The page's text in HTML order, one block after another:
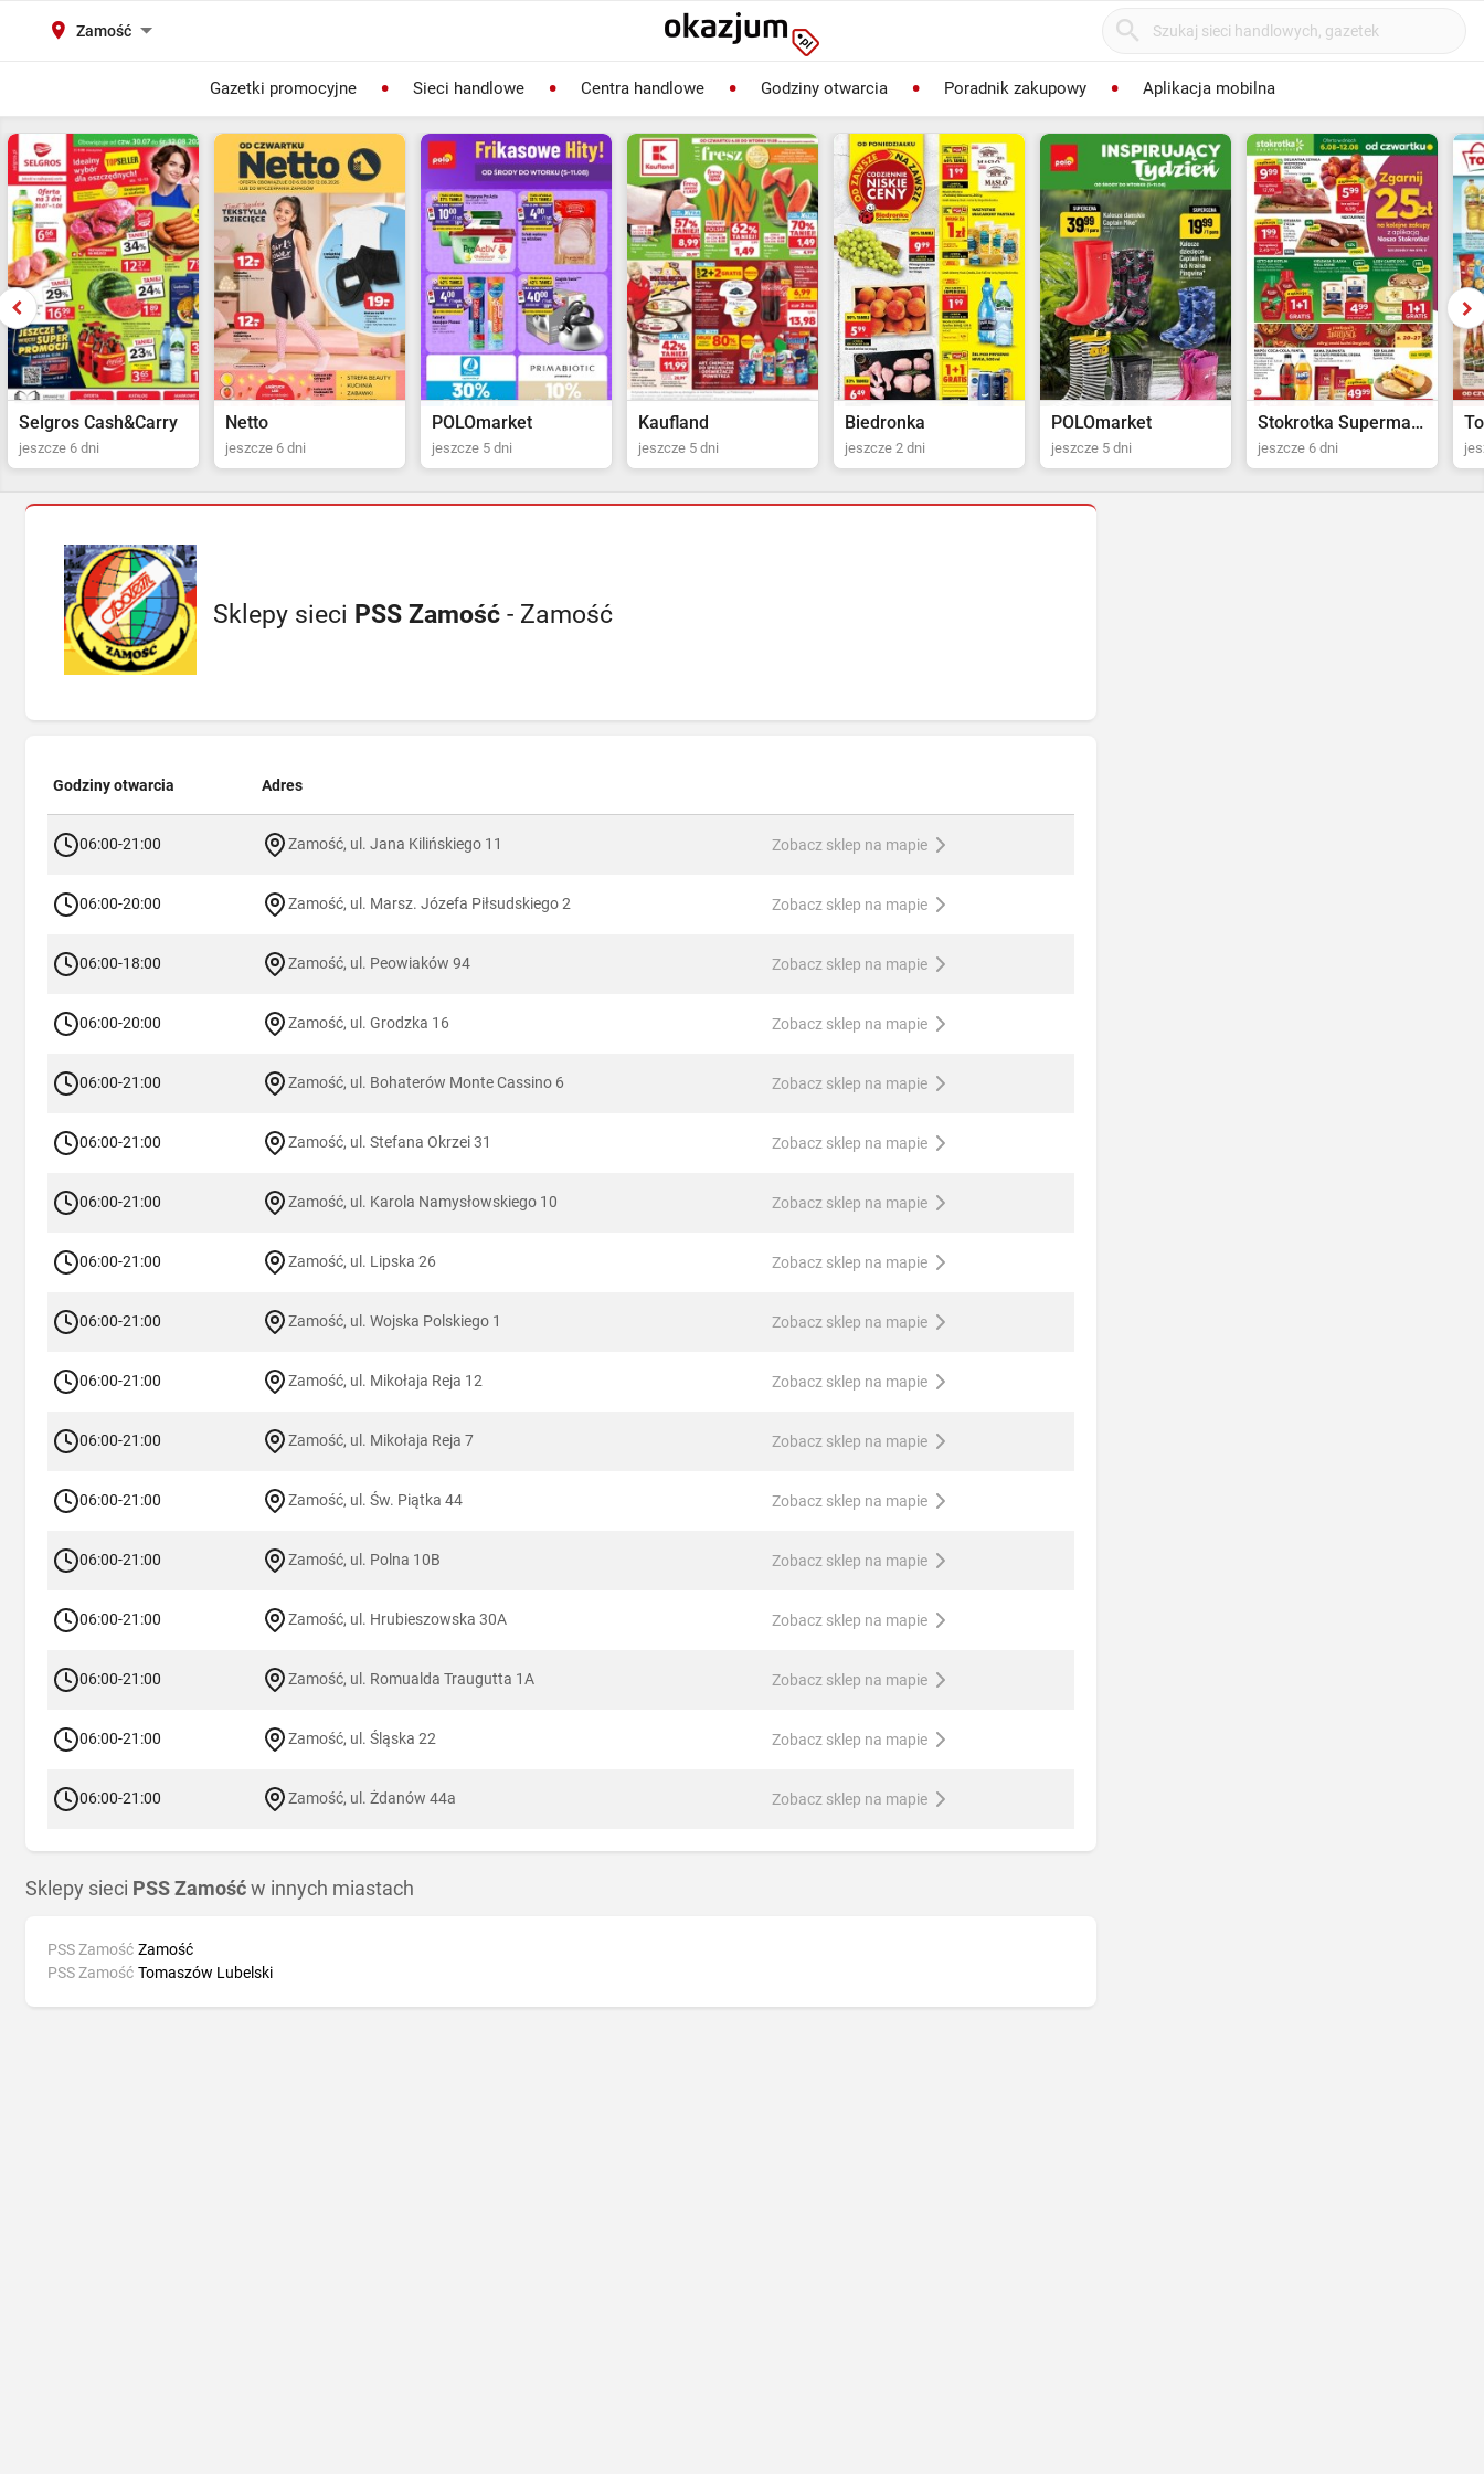
Zamość
Gazetki promocyjne Sieci handlowe Centra handlowe Godziny otwarcia Poradnik zakupowy Aplikacja mobilna
Selgros Cash&Carry
jeszcze 6 dni
Netto
jeszcze 6 dni
POLOmarket
jeszcze 5 dni
Kaufland
jeszcze 5 dni
Biedronka
jeszcze 2 dni
POLOmarket
jeszcze 5 dni
Stokrotka Supermarket
jeszcze 6 dni
Sklepy sieci PSS Zamość - Zamość
Godziny otwarcia Adres
06:00-21:00 Zamość, ul. Jana Kilińskiego 11 Zobacz sklep na mapie
06:00-20:00 Zamość, ul. Marsz. Józefa Piłsudskiego 2 Zobacz sklep na mapie
06:00-18:00 Zamość, ul. Peowiaków 94 Zobacz sklep na mapie
06:00-20:00 Zamość, ul. Grodzka 16 Zobacz sklep na mapie
06:00-21:00 Zamość, ul. Bohaterów Monte Cassino 6 Zobacz sklep na mapie
06:00-21:00 Zamość, ul. Stefana Okrzei 31 Zobacz sklep na mapie
06:00-21:00 Zamość, ul. Karola Namysłowskiego 10 Zobacz sklep na mapie
06:00-21:00 Zamość, ul. Lipska 26 Zobacz sklep na mapie
06:00-21:00 Zamość, ul. Wojska Polskiego 1 Zobacz sklep na mapie
06:00-21:00 Zamość, ul. Mikołaja Reja 12 Zobacz sklep na mapie
06:00-21:00 Zamość, ul. Mikołaja Reja 7 Zobacz sklep na mapie
06:00-21:00 Zamość, ul. Św. Piątka 44 Zobacz sklep na mapie
06:00-21:00 Zamość, ul. Polna 10B Zobacz sklep na mapie
06:00-21:00 Zamość, ul. Hrubieszowska 30A Zobacz sklep na mapie
06:00-21:00 Zamość, ul. Romualda Traugutta 1A Zobacz sklep na mapie
06:00-21:00 Zamość, ul. Śląska 22 Zobacz sklep na mapie
06:00-21:00 Zamość, ul. Żdanów 44a Zobacz sklep na mapie
Sklepy sieci PSS Zamość w innych miastach
PSS Zamość Zamość
PSS Zamość Tomaszów Lubelski